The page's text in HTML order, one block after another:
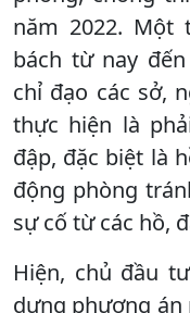
năm 2022. Một
bách từ nay
chỉ đạo các sở,
thực hiện là
đập, đặc biệt là
động phòng
sự cố từ các hồ,
Hiện, chủ đầu
dựng phương án